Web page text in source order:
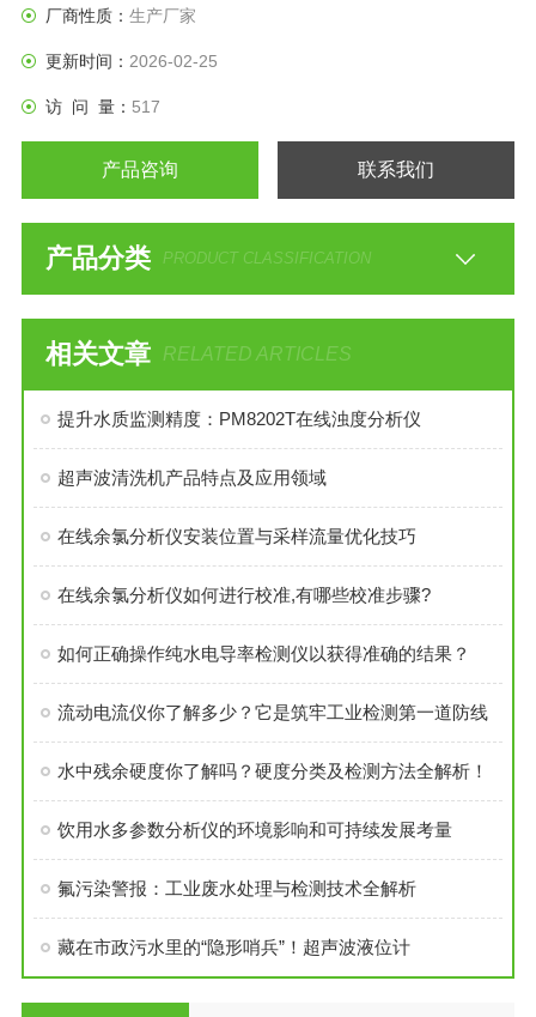
厂商性质： 生产厂家
更新时间： 2026-02-25
访 问 量： 517
产品咨询 联系我们
产品分类 PRODUCT CLASSIFICATION
相关文章 RELATED ARTICLES
提升水质监测精度：PM8202T在线浊度分析仪
超声波清洗机产品特点及应用领域
在线余氯分析仪安装位置与采样流量优化技巧
在线余氯分析仪如何进行校准,有哪些校准步骤?
如何正确操作纯水电导率检测仪以获得准确的结果？
流动电流仪你了解多少？它是筑牢工业检测第一道防线
水中残余硬度你了解吗？硬度分类及检测方法全解析！
饮用水多参数分析仪的环境影响和可持续发展考量
氟污染警报：工业废水处理与检测技术全解析
藏在市政污水里的“隐形哨兵”！超声波液位计